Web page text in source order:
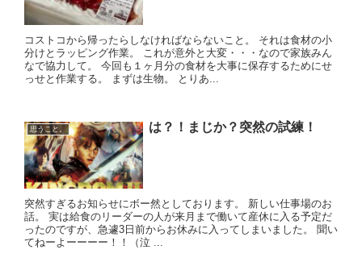
コストコから帰ったらしなければならないこと。 それは食材の小
分けとラッピング作業。 これが意外と大変・・・なので家族みん
なで協力して。 今回も１ヶ月分の食材を大事に保存するためにせ
っせと作業する。 まずは生物。 とりあ...
思うこと。 は？！まじか？突然の試練！
突然すぎるお知らせにボー然としております。 新しい仕事場のお
話。 実は給食のリーダーの人が来月まで働いて産休に入る予定だ
ったのですが、急遽3日前からお休みに入ってしまいました。 聞い
てねーよーーーー！！（泣 ...